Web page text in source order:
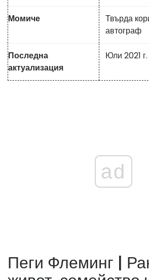
Момиче Твърда
автограф
Последна
актуализация
Юли 2021 г.
ad
Пеги Флеминг |